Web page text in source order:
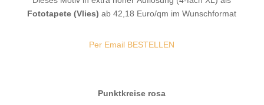
Fototapete (Vlies)ab 42,18 Euro/qm im Wunschformat
Per Email BESTELLEN
Punktkreise rosa